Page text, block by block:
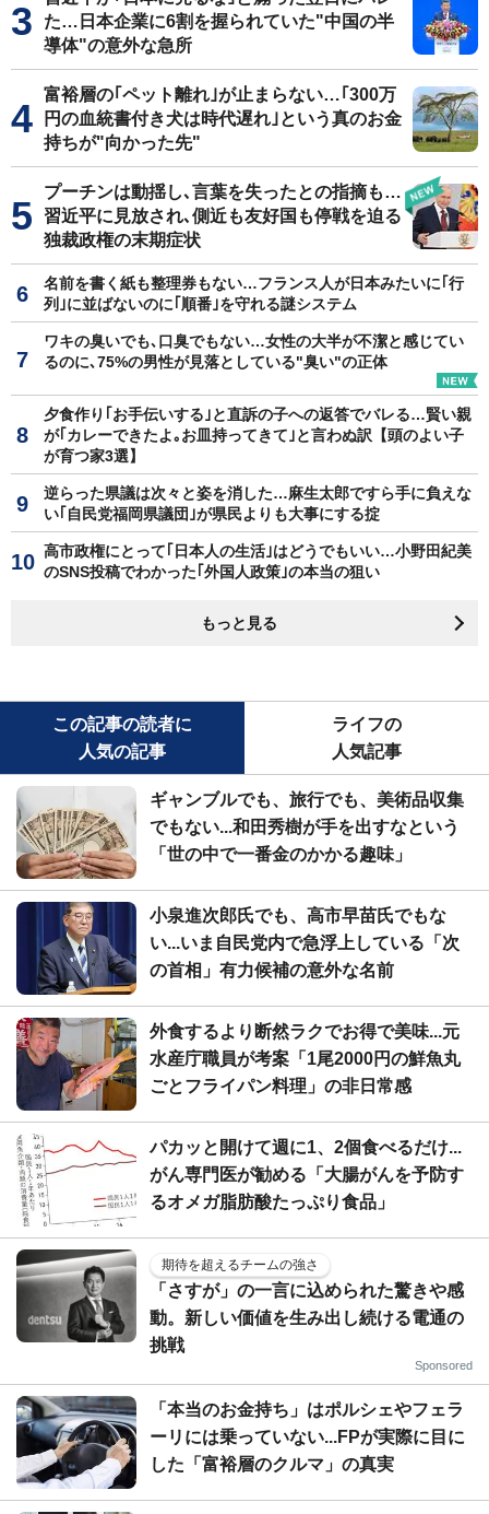
た…日本企業に6割を握られていた"中国の半
導体"の意外な急所
富裕層の｢ペット離れ｣が止まらない…｢300万
円の血統書付き犬は時代遅れ｣という真のお金
持ちが"向かった先"
プーチンは動揺し､言葉を失ったとの指摘も…
習近平に見放され､側近も友好国も停戦を迫る
独裁政権の末期症状
名前を書く紙も整理券もない…フランス人が日本みたいに｢行
列｣に並ばないのに｢順番｣を守れる謎システム
ワキの臭いでも､口臭でもない…女性の大半が不潔と感じてい
るのに､75%の男性が見落としている"臭い"の正体
夕食作り｢お手伝いする｣と直訴の子への返答でバレる…賢い親
が｢カレーできたよ｡お皿持ってきて｣と言わぬ訳【頭のよい子
が育つ家3選】
逆らった県議は次々と姿を消した…麻生太郎ですら手に負えな
い｢自民党福岡県議団｣が県民よりも大事にする掟
高市政権にとって｢日本人の生活｣はどうでもいい…小野田紀美
のSNS投稿でわかった｢外国人政策｣の本当の狙い
もっと見る
この記事の読者に
人気の記事
ライフの
人気記事
ギャンブルでも、旅行でも、美術品収集
でもない...和田秀樹が手を出すなという
「世の中で一番金のかかる趣味」
小泉進次郎氏でも、高市早苗氏でもな
い...いま自民党内で急浮上している「次
の首相」有力候補の意外な名前
外食するより断然ラクでお得で美味...元
水産庁職員が考案「1尾2000円の鮮魚丸
ごとフライパン料理」の非日常感
パカッと開けて週に1、2個食べるだけ...
がん専門医が勧める「大腸がんを予防す
るオメガ脂肪酸たっぷり食品」
期待を超えるチームの強さ
「さすが」の一言に込められた驚きや感
動。新しい価値を生み出し続ける電通の
挑戦
Sponsored
「本当のお金持ち」はポルシェやフェラ
ーリには乗っていない...FPが実際に目に
した「富裕層のクルマ」の真実